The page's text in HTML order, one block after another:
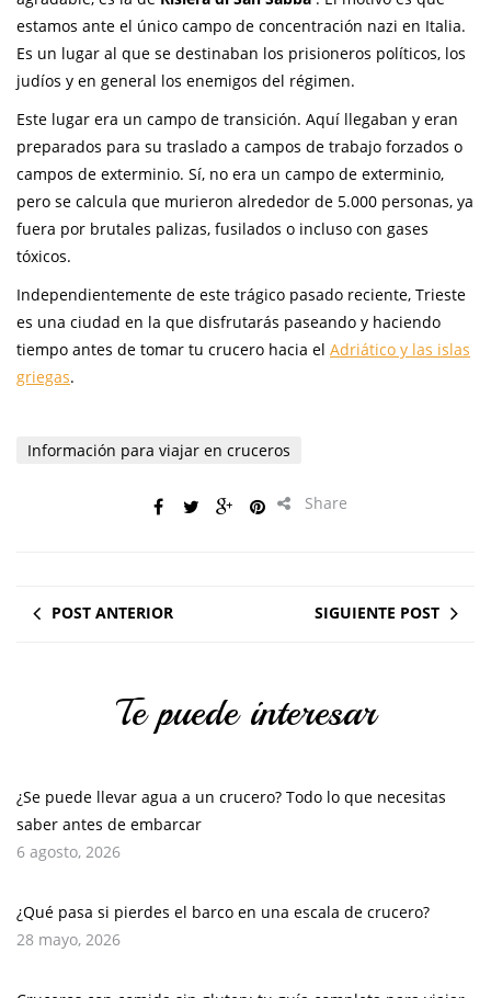
estamos ante el único campo de concentración nazi en Italia.
Es un lugar al que se destinaban los prisioneros políticos, los
judíos y en general los enemigos del régimen.
Este lugar era un campo de transición. Aquí llegaban y eran
preparados para su traslado a campos de trabajo forzados o
campos de exterminio. Sí, no era un campo de exterminio,
pero se calcula que murieron alrededor de 5.000 personas, ya
fuera por brutales palizas, fusilados o incluso con gases
tóxicos.
Independientemente de este trágico pasado reciente, Trieste
es una ciudad en la que disfrutarás paseando y haciendo
tiempo antes de tomar tu crucero hacia el Adriático y las islas
griegas.
Información para viajar en cruceros
Share
POST ANTERIOR SIGUIENTE POST
Te puede interesar
¿Se puede llevar agua a un crucero? Todo lo que necesitas
saber antes de embarcar
6 agosto, 2026
¿Qué pasa si pierdes el barco en una escala de crucero?
28 mayo, 2026